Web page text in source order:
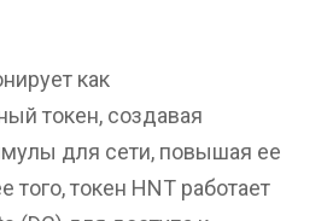
как
токен, создавая
для сети, повышая ее
того, токен HNT работает